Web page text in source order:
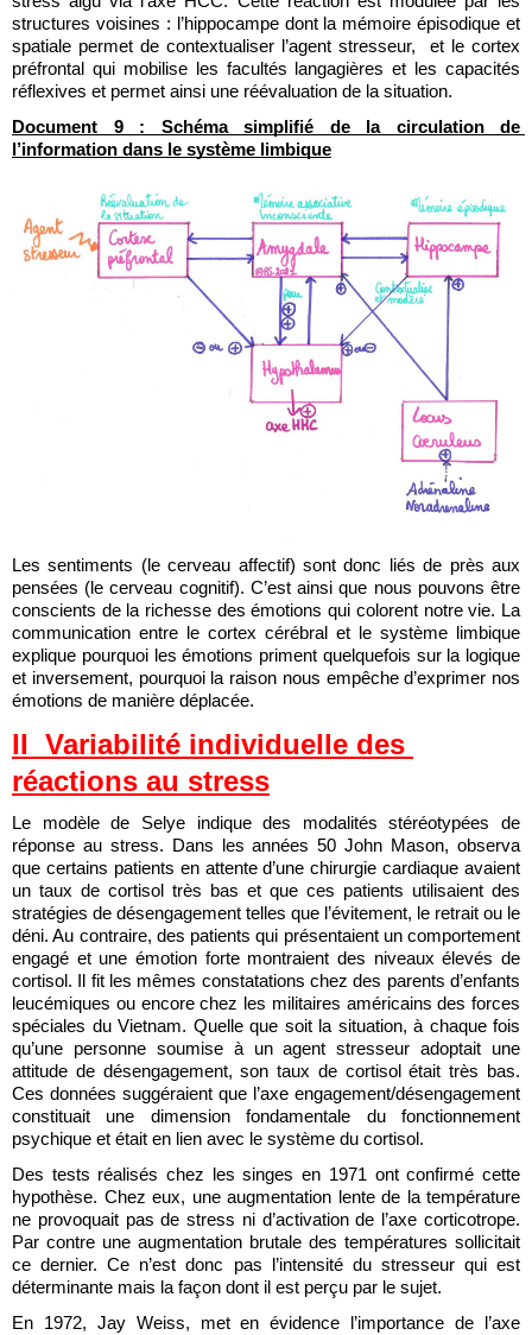
structures voisines : l’hippocampe dont la mémoire épisodique et
spatiale permet de contextualiser l’agent stresseur,  et le cortex
préfrontal qui mobilise les facultés langagières et les capacités
réflexives et permet ainsi une réévaluation de la situation.
Document 9 : Schéma simplifié de la circulation de
l’information dans le système limbique
Les sentiments (le cerveau affectif) sont donc liés de près aux
pensées (le cerveau cognitif). C’est ainsi que nous pouvons être
conscients de la richesse des émotions qui colorent notre vie. La
communication entre le cortex cérébral et le système limbique
explique pourquoi les émotions priment quelquefois sur la logique
et inversement, pourquoi la raison nous empêche d’exprimer nos
émotions de manière déplacée.
II  Variabilité individuelle des
réactions au stress
Le modèle de Selye indique des modalités stéréotypées de
réponse au stress. Dans les années 50 John Mason, observa
que certains patients en attente d’une chirurgie cardiaque avaient
un taux de cortisol très bas et que ces patients utilisaient des
stratégies de désengagement telles que l’évitement, le retrait ou le
déni. Au contraire, des patients qui présentaient un comportement
engagé et une émotion forte montraient des niveaux élevés de
cortisol. Il fit les mêmes constatations chez des parents d’enfants
leucémiques ou encore chez les militaires américains des forces
spéciales du Vietnam. Quelle que soit la situation, à chaque fois
qu’une personne soumise à un agent stresseur adoptait une
attitude de désengagement, son taux de cortisol était très bas.
Ces données suggéraient que l’axe engagement/désengagement
constituait une dimension fondamentale du fonctionnement
psychique et était en lien avec le système du cortisol.
Des tests réalisés chez les singes en 1971 ont confirmé cette
hypothèse. Chez eux, une augmentation lente de la température
ne provoquait pas de stress ni d’activation de l’axe corticotrope.
Par contre une augmentation brutale des températures sollicitait
ce dernier. Ce n’est donc pas l’intensité du stresseur qui est
déterminante mais la façon dont il est perçu par le sujet.
En 1972, Jay Weiss, met en évidence l’importance de l’axe